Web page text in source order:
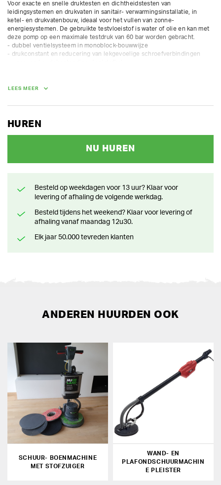
Voor exacte en snelle druktesten en dichtheidstesten van
leidingsystemen en drukvaten in sanitair- verwarmingsinstallatie, in
ketel- en drukvatenbouw, ideaal voor het vullen van zonne-
energiesystemen. De gebruikte testvloeistof is water of olie en kan met
deze pomp op een maximale testdruk van 60 bar worden gebracht.
- dubbel ventielsysteem in monoblock-bouwwijze
- drukconstant en reducering van lekgevoelige schroefverbindingen
LEES MEER
HUREN
NU HUREN
Besteld op weekdagen voor 13 uur? Klaar voor
levering of afhaling de volgende werkdag.
Besteld tijdens het weekend? Klaar voor levering of
afhaling vanaf maandag 12u30.
Elk jaar 50.000 tevreden klanten
ANDEREN HUURDEN OOK
SCHUUR- BOENMACHINE
MET STOFZUIGER
WAND- EN
PLAFONDSCHUURMACHIN
E PLEISTER